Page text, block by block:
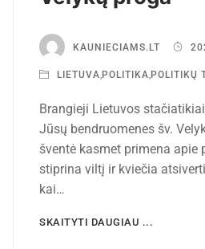
KAUNIECIAMS.LT
LIETUVA,POLITIKA,POLITIKŲ
Brangieji Lietuvos
Jūsų bendruomenes šv.
šventė kasmet primena apie
stiprina viltį ir kviečia
kai…
SKAITYTI DAUGIAU ...